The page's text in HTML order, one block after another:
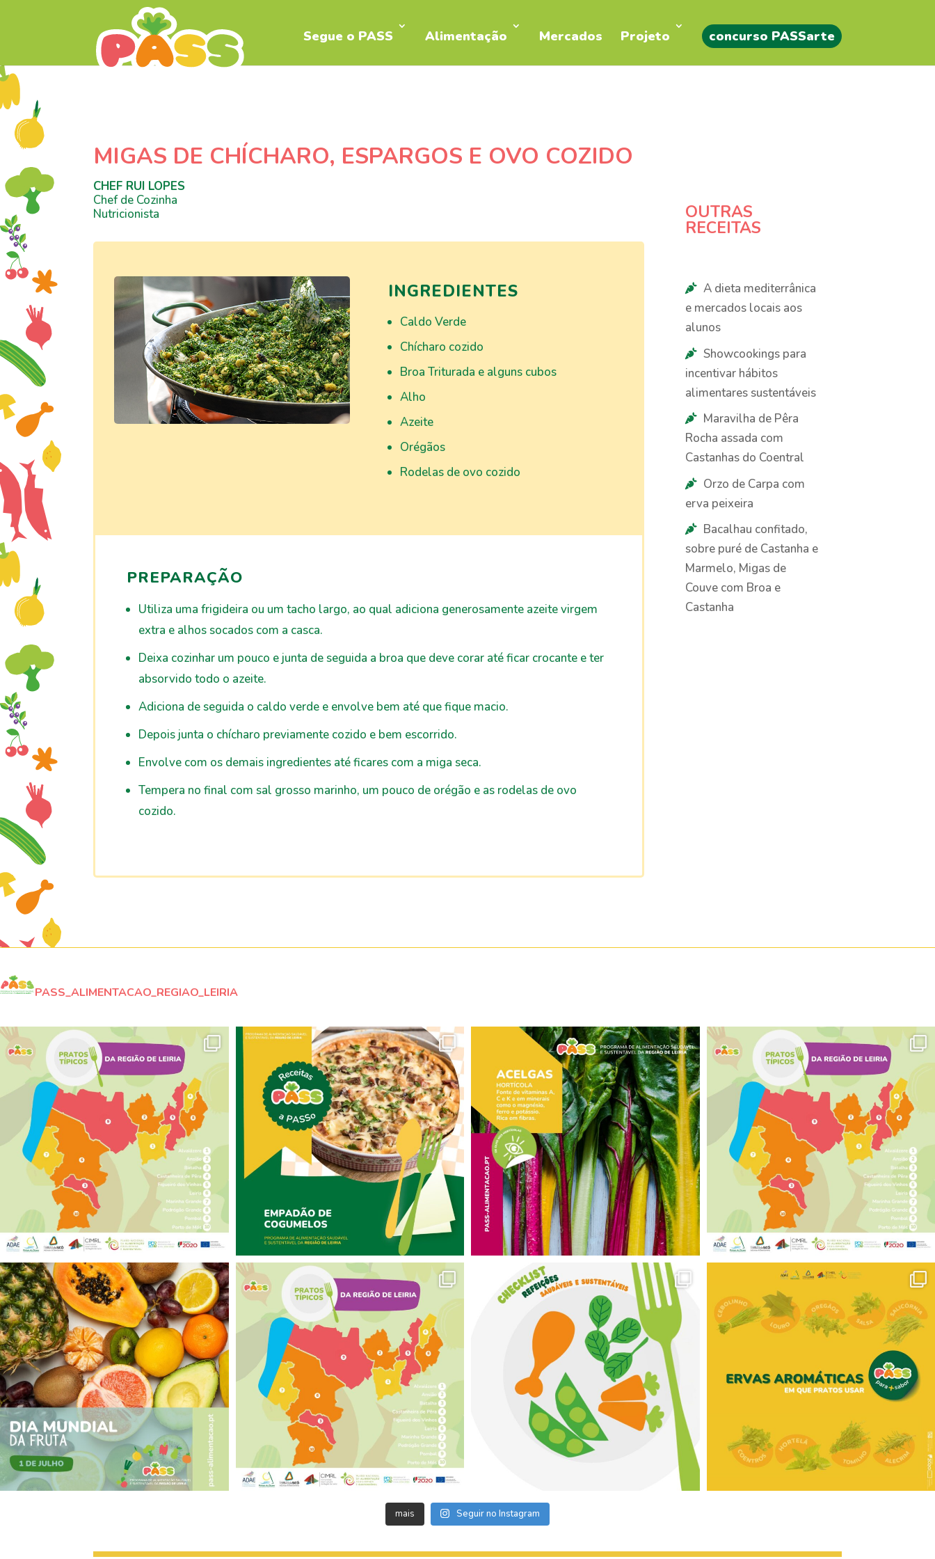
Segue o PASS Alimentação Mercados Projeto concurso PASSarte
MIGAS DE CHÍCHARO, ESPARGOS E OVO COZIDO
CHEF RUI LOPES
Chef de Cozinha
Nutricionista
INGREDIENTES
Caldo Verde
Chícharo cozido
Broa Triturada e alguns cubos
Alho
Azeite
Orégãos
Rodelas de ovo cozido
PREPARAÇÃO
Utiliza uma frigideira ou um tacho largo, ao qual adiciona generosamente azeite virgem
extra e alhos socados com a casca.
Deixa cozinhar um pouco e junta de seguida a broa que deve corar até ficar crocante e ter
absorvido todo o azeite.
Adiciona de seguida o caldo verde e envolve bem até que fique macio.
Depois junta o chícharo previamente cozido e bem escorrido.
Envolve com os demais ingredientes até ficares com a miga seca.
Tempera no final com sal grosso marinho, um pouco de orégão e as rodelas de ovo
cozido.
OUTRAS
RECEITAS
A dieta mediterrânica
e mercados locais aos
alunos
Showcookings para
incentivar hábitos
alimentares sustentáveis
Maravilha de Pêra
Rocha assada com
Castanhas do Coentral
Orzo de Carpa com
erva peixeira
Bacalhau confitado,
sobre puré de Castanha e
Marmelo, Migas de
Couve com Broa e
Castanha
PASS_ALIMENTACAO_REGIAO_LEIRIA
mais Seguir no Instagram